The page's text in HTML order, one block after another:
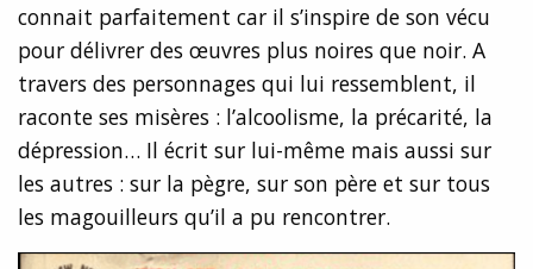
connait parfaitement car il s’inspire de son vécu
pour délivrer des œuvres plus noires que noir. A
travers des personnages qui lui ressemblent, il
raconte ses misères : l’alcoolisme, la précarité, la
dépression… Il écrit sur lui-même mais aussi sur
les autres : sur la pègre, sur son père et sur tous
les magouilleurs qu’il a pu rencontrer.